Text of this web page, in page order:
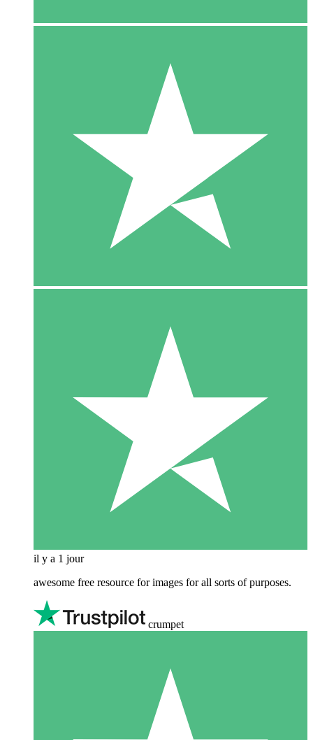
il y a 1 jour
awesome free resource for images for all sorts of purposes.
crumpet